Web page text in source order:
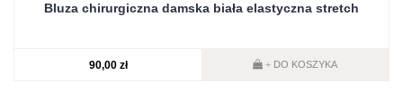
Bluza chirurgiczna damska biała elastyczna stretch
90,00 zł + DO KOSZYKA